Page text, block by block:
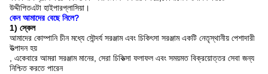
উদ্দীপিতএটা হাইপারপ্লাসিয়া।
কেন আমাদের বেছে নিলে?
1) স্কেল
আমাদের কোম্পানি চীন মধ্যে সৌন্দর্য সরঞ্জাম এবং চিকিৎসা সরঞ্জাম একটি নেতৃস্থানীয় পেশাদারী
উত্পাদন হয়
, একেবারে আমরা সরঞ্জাম মানের, সেরা চিকিত্সা ফলাফল এবং সময়মত বিক্রয়োত্তর সেবা জন্য
নিশ্চিত করতে পারেন